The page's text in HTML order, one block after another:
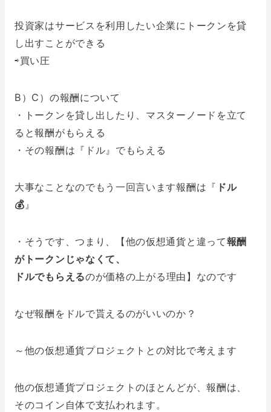
投資家はサービスを利用したい企業にトークンを貸
し出すことができる
⇨買い圧
B）C）の報酬について
・トークンを貸し出したり、マスターノードを立て
ると報酬がもらえる
・その報酬は『ドル』でもらえる
大事なことなのでもう一回言います報酬は『 ドル
💰』
・そうです、つまり、【他の仮想通貨と違って報酬
がトークンじゃなくて、
ドルでもらえるのが価格の上がる理由】なのです
なぜ報酬をドルで貰えるのがいいのか？
～他の仮想通貨プロジェクトとの対比で考えます
他の仮想通貨プロジェクトのほとんどが、報酬は、
そのコイン自体で支払われます。